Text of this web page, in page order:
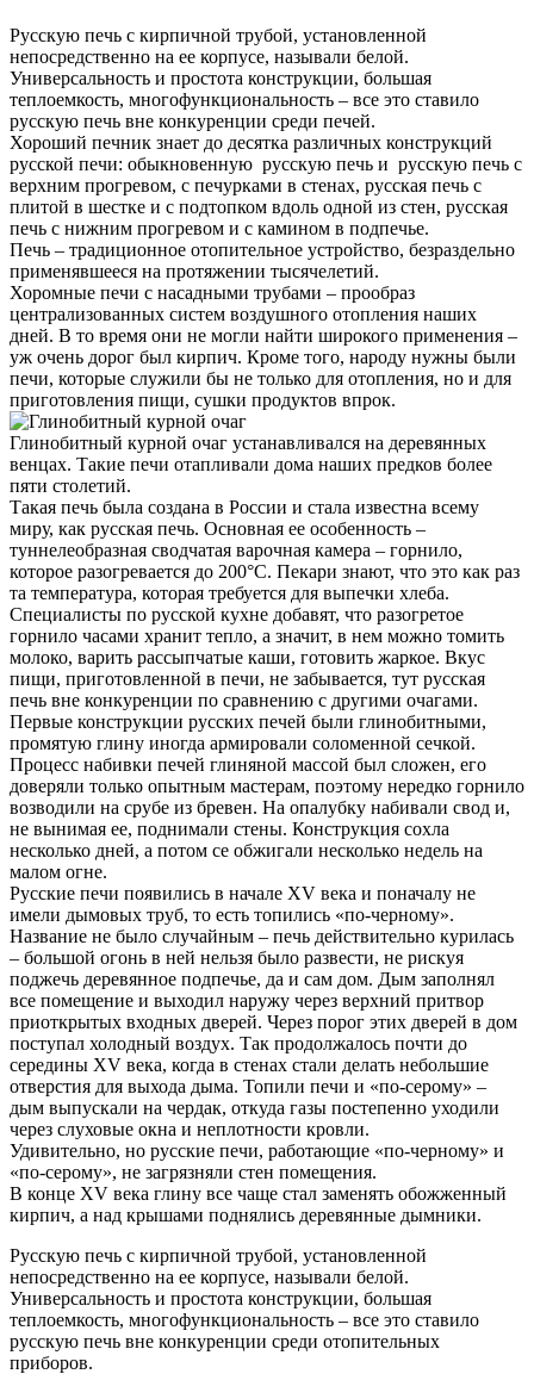
Русскую печь с кирпичной трубой, установленной
непосредственно на ее корпусе, называли белой.
Универсальность и простота конструкции, большая
теплоемкость, многофункциональность – все это ставило
русскую печь вне конкуренции среди печей.
Хороший печник знает до десятка различных конструкций
русской печи: обыкновенную русскую печь и русскую печь с
верхним прогревом, с печурками в стенах, русская печь с
плитой в шестке и с подтопком вдоль одной из стен, русская
печь с нижним прогревом и с камином в подпечье.
Печь – традиционное отопительное устройство, безраздельно
применявшееся на протяжении тысячелетий.
Хоромные печи с насадными трубами – прообраз
централизованных систем воздушного отопления наших
дней. В то время они не могли найти широкого применения –
уж очень дорог был кирпич. Кроме того, народу нужны были
печи, которые служили бы не только для отопления, но и для
приготовления пищи, сушки продуктов впрок.
Глинобитный курной очаг устанавливался на деревянных
венцах. Такие печи отапливали дома наших предков более
пяти столетий.
Такая печь была создана в России и стала известна всему
миру, как русская печь. Основная ее особенность –
туннелеобразная сводчатая варочная камера – горнило,
которое разогревается до 200°C. Пекари знают, что это как раз
та температура, которая требуется для выпечки хлеба.
Специалисты по русской кухне добавят, что разогретое
горнило часами хранит тепло, а значит, в нем можно томить
молоко, варить рассыпчатые каши, готовить жаркое. Вкус
пищи, приготовленной в печи, не забывается, тут русская
печь вне конкуренции по сравнению с другими очагами.
Первые конструкции русских печей были глинобитными,
промятую глину иногда армировали соломенной сечкой.
Процесс набивки печей глиняной массой был сложен, его
доверяли только опытным мастерам, поэтому нередко горнило
возводили на срубе из бревен. На опалубку набивали свод и,
не вынимая ее, поднимали стены. Конструкция сохла
несколько дней, а потом се обжигали несколько недель на
малом огне.
Русские печи появились в начале XV века и поначалу не
имели дымовых труб, то есть топились «по-черному».
Название не было случайным – печь действительно курилась
– большой огонь в ней нельзя было развести, не рискуя
поджечь деревянное подпечье, да и сам дом. Дым заполнял
все помещение и выходил наружу через верхний притвор
приоткрытых входных дверей. Через порог этих дверей в дом
поступал холодный воздух. Так продолжалось почти до
середины XV века, когда в стенах стали делать небольшие
отверстия для выхода дыма. Топили печи и «по-серому» –
дым выпускали на чердак, откуда газы постепенно уходили
через слуховые окна и неплотности кровли.
Удивительно, но русские печи, работающие «по-черному» и
«по-серому», не загрязняли стен помещения.
В конце XV века глину все чаще стал заменять обожженный
кирпич, а над крышами поднялись деревянные дымники.
Русскую печь с кирпичной трубой, установленной
непосредственно на ее корпусе, называли белой.
Универсальность и простота конструкции, большая
теплоемкость, многофункциональность – все это ставило
русскую печь вне конкуренции среди отопительных
приборов.